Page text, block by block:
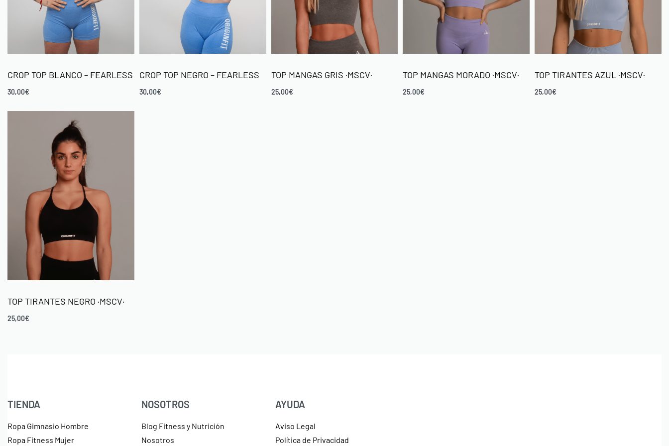
CROP TOP BLANCO – FEARLESS
30,00€
CROP TOP NEGRO – FEARLESS
30,00€
TOP MANGAS GRIS ·MSCV·
25,00€
TOP MANGAS MORADO ·MSCV·
25,00€
TOP TIRANTES AZUL ·MSCV·
25,00€
TOP TIRANTES NEGRO ·MSCV·
25,00€
TIENDA
Ropa Gimnasio Hombre
Ropa Fitness Mujer
NOSOTROS
Blog Fitness y Nutrición
Nosotros
AYUDA
Aviso Legal
Política de Privacidad